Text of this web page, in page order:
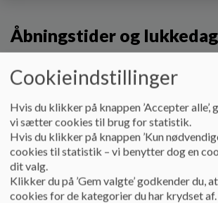
Åbningstider og
Åbningstider:
Mandag 7:00-17:00
Tirsdag 7:00-17:00
Onsdag 7:00-17:00
Torsdag 7:00-17:00
Cookieindstillinger
Hvis du klikker på knappen ’Accepter alle’,
vi sætter cookies til brug for statistik.
Hvis du klikker på knappen ’Kun
cookies til statistik – vi benytter dog en
dit valg.
Klikker du på ’Gem valgte’ godkender du,
cookies for de kategorier du har krydset af.